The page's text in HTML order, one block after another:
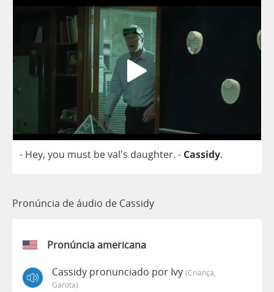
- Hey, you must beval's daughter. - Cassidy.
Pronúncia de áudio de Cassidy
Pronúncia americana
Cassidy pronunciado por Ivy (criança,
Garota)